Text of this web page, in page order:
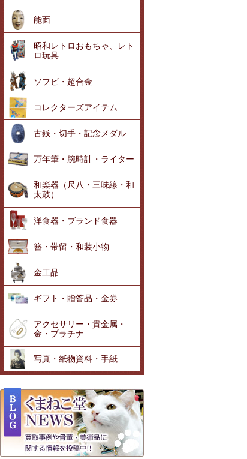
能面
昭和レトロおもちゃ、レト
ロ玩具
ソフビ・超合金
コレクターズアイテム
古銭・切手・記念メダル
万年筆・腕時計・ライター
和楽器（尺八・三味線・和
太鼓）
洋食器・ブランド食器
簪・帯留・和装小物
金工品
ギフト・贈答品・金券
アクセサリー・貴金属・
金・プラチナ
写真・紙物資料・手紙